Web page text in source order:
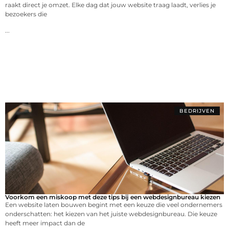
raakt direct je omzet. Elke dag dat jouw website traag laadt, verlies je
bezoekers die
...
BEDRIJVEN
Voorkom een miskoop met deze tips bij een webdesignbureau kiezen
Een website laten bouwen begint met een keuze die veel ondernemers
onderschatten: het kiezen van het juiste webdesignbureau. Die keuze
heeft meer impact dan de